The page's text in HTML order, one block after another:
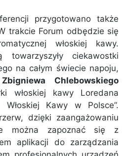
przygotowano także
trakcie Forum odbędzie się
włoskiej kawy.
ciekawostki
na całym świecie napoju,
Zbigniewa Chlebowskiego
włoskiej kawy Loredana
Kawy w Polsce”.
dzięki zaangażowaniu
można zapoznać się z
aplikacji do zarządzania